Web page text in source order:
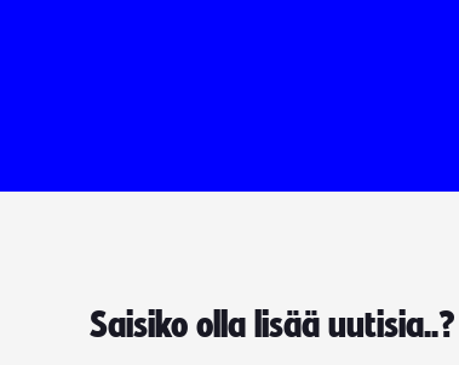
Saisiko olla lisää uutisia..?